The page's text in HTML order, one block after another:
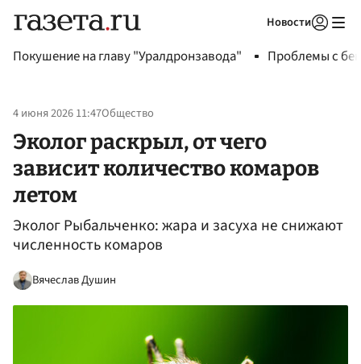
Новости
Покушение на главу "Уралдронзавода" Проблемы с
4 июня 2026 11:47Общество
Эколог раскрыл, от чего
зависит количество комаров
летом
Эколог Рыбальченко: жара и засуха не снижают
численность комаров
Вячеслав Душин